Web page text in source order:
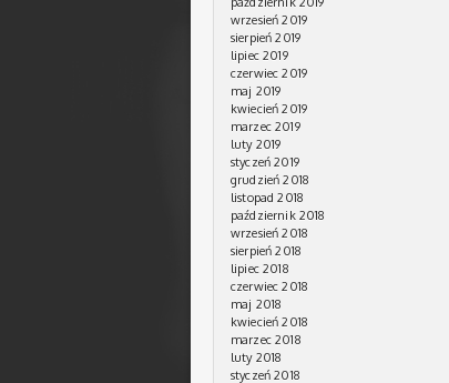
wrzesień 2019
sierpień 2019
lipiec 2019
czerwiec 2019
maj 2019
kwiecień 2019
marzec 2019
luty 2019
styczeń 2019
grudzień 2018
listopad 2018
październik 2018
wrzesień 2018
sierpień 2018
lipiec 2018
czerwiec 2018
maj 2018
kwiecień 2018
marzec 2018
luty 2018
styczeń 2018